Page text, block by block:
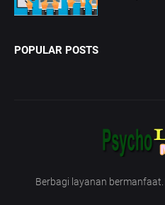
POPULAR POSTS
Berbagi layanan bermanfaat.